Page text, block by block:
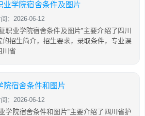
业学院宿舍条件及图片
：2026-06-12
职业学院宿舍条件及图片”主要介绍了四川
招生简介，招生要求，录取条件，专业课
川省
院宿舍条件和图片
：2026-06-12
学院宿舍条件和图片”主要介绍了四川省护